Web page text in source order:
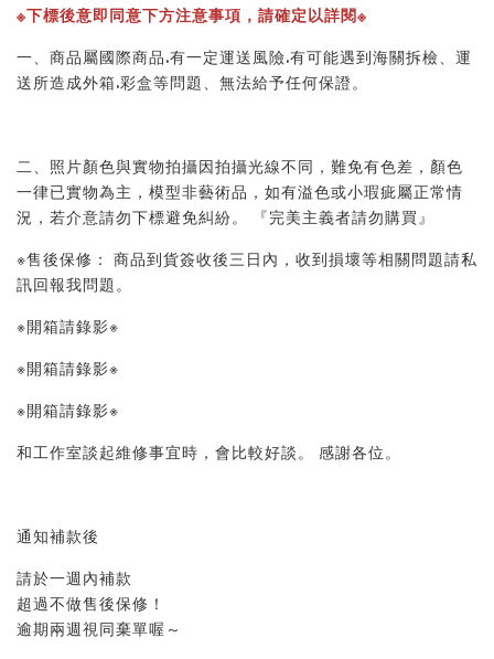
※下標後意即同意下方注意事項，請確定以詳閱※
一、商品屬國際商品.有一定運送風險.有可能遇到海關拆檢、運
送所造成外箱.彩盒等問題、無法給予任何保證。
二、照片顏色與實物拍攝因拍攝光線不同，難免有色差，顏色
一律已實物為主，模型非藝術品，如有溢色或小瑕疵屬正常情
況，若介意請勿下標避免糾紛。 『完美主義者請勿購買』
※售後保修： 商品到貨簽收後三日內，收到損壞等相關問題請私
訊回報我問題。
※開箱請錄影※
※開箱請錄影※
※開箱請錄影※
和工作室談起維修事宜時，會比較好談。 感謝各位。
通知補款後
請於一週內補款
超過不做售後保修！
逾期兩週視同棄單喔～